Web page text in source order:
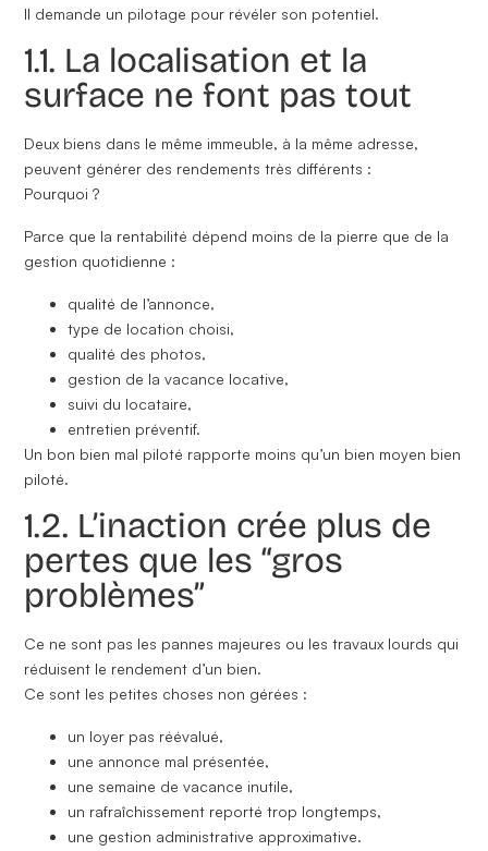
Il demande un pilotage pour révéler son potentiel.
1.1. La localisation et la
surface ne font pas tout
Deux biens dans le même immeuble, à la même adresse,
peuvent générer des rendements très différents :
Pourquoi ?
Parce que la rentabilité dépend moins de la pierre que de la
gestion quotidienne :
qualité de l’annonce,
type de location choisi,
qualité des photos,
gestion de la vacance locative,
suivi du locataire,
entretien préventif.
Un bon bien mal piloté rapporte moins qu’un bien moyen bien
piloté.
1.2. L’inaction crée plus de
pertes que les “gros
problèmes”
Ce ne sont pas les pannes majeures ou les travaux lourds qui
réduisent le rendement d’un bien.
Ce sont les petites choses non gérées :
un loyer pas réévalué,
une annonce mal présentée,
une semaine de vacance inutile,
un rafraîchissement reporté trop longtemps,
une gestion administrative approximative.